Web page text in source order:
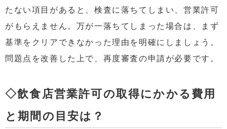
たない項目があると、検査に落ちてしまい、営業許可
がもらえません。万が一落ちてしまった場合は、まず
基準をクリアできなかった理由を明確にしましょう。
問題点を改善した上で、再度審査の申請が必要です。
◇飲食店営業許可の取得にかかる費用
と期間の目安は？